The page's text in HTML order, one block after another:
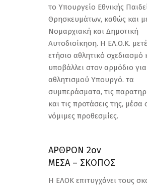
το Υπουργείο Εθνικής
Θρησκευμάτων, καθώς και
Νομαρχιακή και Δημοτική
Αυτοδιοίκηση. Η ΕΛ.Ο.Κ.
ετήσιο αθλητικό σχεδιασμό
υποβάλλει στον αρμόδιο
αθλητισμού Υπουργό. τα
συμπεράσματα, τις
και τις προτάσεις της, μέσα
νόμιμες προθεσμίες.
ΑΡΘΡΟΝ 2ον
ΜΕΣΑ – ΣΚΟΠΟΣ
Η ΕΛΟΚ επιτυγχάνει τους